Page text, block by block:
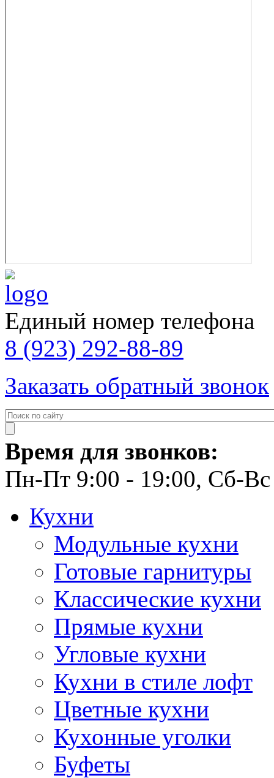
Единый номер телефона
8 (923) 292-88-89
Заказать обратный звонок
Время для звонков:
Пн-Пт 9:00 - 19:00, Сб-Вс
Кухни
Модульные кухни
Готовые гарнитуры
Классические кухни
Прямые кухни
Угловые кухни
Кухни в стиле лофт
Цветные кухни
Кухонные уголки
Буфеты